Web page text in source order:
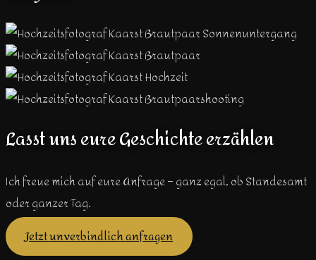
Lasst uns eure Geschichte erzählen
Ich freue mich auf eure Anfrage – ganz egal, ob Standesamt
oder ganzer Tag.
Jetzt unverbindlich anfragen